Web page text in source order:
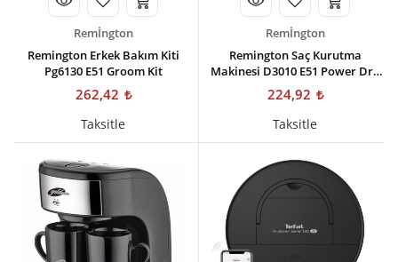
Remİngton
Remington Erkek Bakım Kiti
Pg6130 E51 Groom Kit
262,42
Taksitle
Remİngton
Remington Saç Kurutma
Makinesi D3010 E51 Power Dry
2000 Dryer
224,92
Taksitle